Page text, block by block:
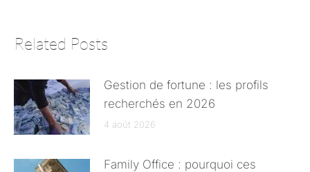
Related Posts
Gestion de fortune : les profils
recherchés en 2026
4 août 2026
Family Office : pourquoi ces